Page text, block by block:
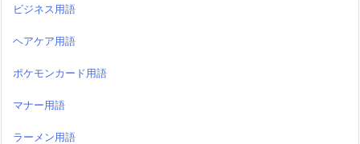
ビジネス用語
ヘアケア用語
ポケモンカード用語
マナー用語
ラーメン用語